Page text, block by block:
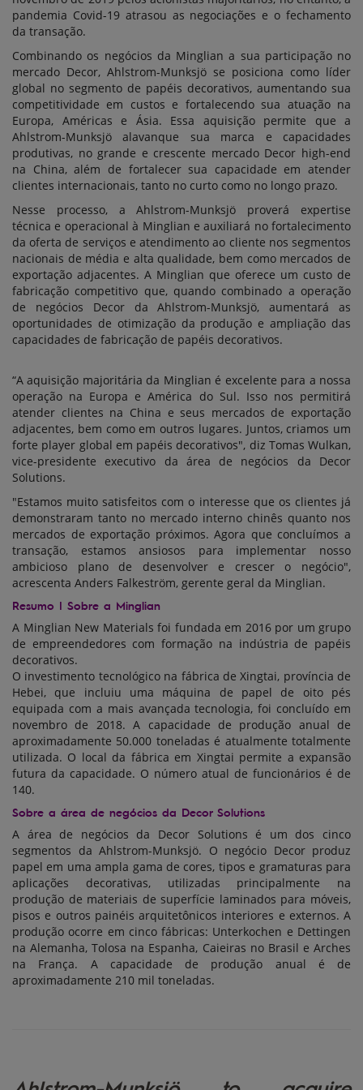
pandemia Covid-19 atrasou as negociações e o fechamento
da transação.
Combinando os negócios da Minglian a sua participação no
mercado Decor, Ahlstrom-Munksjö se posiciona como líder
global no segmento de papéis decorativos, aumentando sua
competitividade em custos e fortalecendo sua atuação na
Europa, Américas e Ásia. Essa aquisição permite que a
Ahlstrom-Munksjö alavanque sua marca e capacidades
produtivas, no grande e crescente mercado Decor high-end
na China, além de fortalecer sua capacidade em atender
clientes internacionais, tanto no curto como no longo prazo.
Nesse processo, a Ahlstrom-Munksjö proverá expertise
técnica e operacional à Minglian e auxiliará no fortalecimento
da oferta de serviços e atendimento ao cliente nos segmentos
nacionais de média e alta qualidade, bem como mercados de
exportação adjacentes. A Minglian que oferece um custo de
fabricação competitivo que, quando combinado a operação
de negócios Decor da Ahlstrom-Munksjö, aumentará as
oportunidades de otimização da produção e ampliação das
capacidades de fabricação de papéis decorativos.
“A aquisição majoritária da Minglian é excelente para a nossa
operação na Europa e América do Sul. Isso nos permitirá
atender clientes na China e seus mercados de exportação
adjacentes, bem como em outros lugares. Juntos, criamos um
forte player global em papéis decorativos", diz Tomas Wulkan,
vice-presidente executivo da área de negócios da Decor
Solutions.
"Estamos muito satisfeitos com o interesse que os clientes já
demonstraram tanto no mercado interno chinês quanto nos
mercados de exportação próximos. Agora que concluímos a
transação, estamos ansiosos para implementar nosso
ambicioso plano de desenvolver e crescer o negócio",
acrescenta Anders Falkeström, gerente geral da Minglian.
Resumo | Sobre a Minglian
A Minglian New Materials foi fundada em 2016 por um grupo
de empreendedores com formação na indústria de papéis
decorativos.
O investimento tecnológico na fábrica de Xingtai, província de
Hebei, que incluiu uma máquina de papel de oito pés
equipada com a mais avançada tecnologia, foi concluído em
novembro de 2018. A capacidade de produção anual de
aproximadamente 50.000 toneladas é atualmente totalmente
utilizada. O local da fábrica em Xingtai permite a expansão
futura da capacidade. O número atual de funcionários é de
140.
Sobre a área de negócios da Decor Solutions
A área de negócios da Decor Solutions é um dos cinco
segmentos da Ahlstrom-Munksjö. O negócio Decor produz
papel em uma ampla gama de cores, tipos e gramaturas para
aplicações decorativas, utilizadas principalmente na
produção de materiais de superfície laminados para móveis,
pisos e outros painéis arquitetônicos interiores e externos. A
produção ocorre em cinco fábricas: Unterkochen e Dettingen
na Alemanha, Tolosa na Espanha, Caieiras no Brasil e Arches
na França. A capacidade de produção anual é de
aproximadamente 210 mil toneladas.